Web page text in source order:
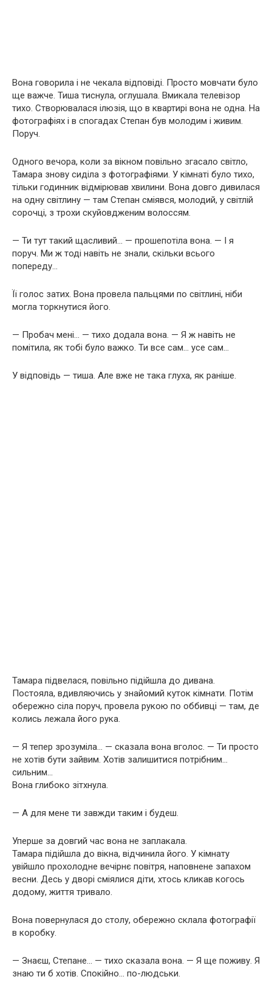
Вона говорила і не чекала відповіді. Просто мовчати було
ще важче. Тиша тиснула, оглушала. Вмикала телевізор
тихо. Створювалася ілюзія, що в квартирі вона не одна. На
фотографіях і в спогадах Степан був молодим і живим.
Поруч.
Одного вечора, коли за вікном повільно згасало світло,
Тамара знову сиділа з фотографіями. У кімнаті було тихо,
тільки годинник відмірював хвилини. Вона довго дивилася
на одну світлину — там Степан сміявся, молодий, у світлій
сорочці, з трохи скуйовдженим волоссям.
— Ти тут такий щасливий… — прошепотіла вона. — І я
поруч. Ми ж тоді навіть не знали, скільки всього
попереду…
Її голос затих. Вона провела пальцями по світлині, ніби
могла торкнутися його.
— Пробач мені… — тихо додала вона. — Я ж навіть не
помітила, як тобі було важко. Ти все сам… усе сам…
У відповідь — тиша. Але вже не така глуха, як раніше.
Тамара підвелася, повільно підійшла до дивана.
Постояла, вдивляючись у знайомий куток кімнати. Потім
обережно сіла поруч, провела рукою по оббивці — там, де
колись лежала його рука.
— Я тепер зрозуміла… — сказала вона вголос. — Ти просто
не хотів бути зайвим. Хотів залишитися потрібним…
сильним…
Вона глибоко зітхнула.
— А для мене ти завжди таким і будеш.
Уперше за довгий час вона не заплакала.
Тамара підійшла до вікна, відчинила його. У кімнату
увійшло прохолодне вечірнє повітря, наповнене запахом
весни. Десь у дворі сміялися діти, хтось кликав когось
додому, життя тривало.
Вона повернулася до столу, обережно склала фотографії
в коробку.
— Знаєш, Степане… — тихо сказала вона. — Я ще поживу. Я
знаю ти б хотів. Спокійно… по-людськи.